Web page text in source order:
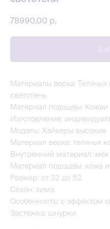
78990,00 р.
Материалы верха:
светотень
Материал подошвы: Кожаи
Изготовление:
Модель: Хайкеры высокие
Материал верха: телячья
Внутренний материал: мех
Материал подошвы: кожа и
Размер: от 32 до 52
Сезон: зима
Особенность: с эффектом
Застежка: шнурки